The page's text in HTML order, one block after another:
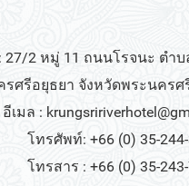
27/2 หมู่ 11 ถนนโรจนะ ตำบ
ศรีอยุธยา จังหวัดพระนครศ
อีเมล :
โทรศัพท์: +66 (0) 35-
โทรสาร : +66 (0) 35-